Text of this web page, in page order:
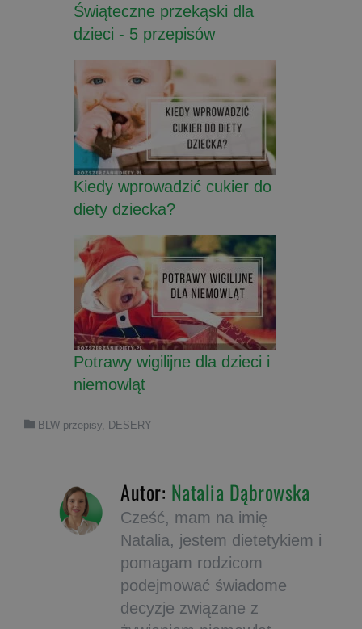
Świąteczne przekąski dla
dzieci - 5 przepisów
Kiedy wprowadzić cukier do
diety dziecka?
Potrawy wigilijne dla dzieci i
niemowląt
BLW przepisy DESERY
Autor: Natalia Dąbrowska
Cześć, mam na imię
Natalia, jestem dietetykiem i
pomagam rodzicom
podejmować świadome
decyzje związane z